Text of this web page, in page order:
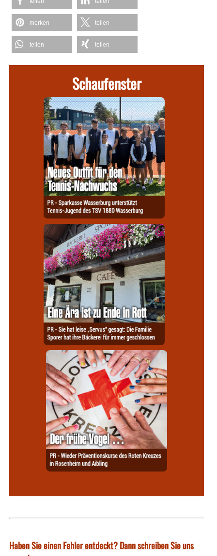
merken teilen
teilen teilen
Schaufenster
Haben Sie einen Fehler entdeckt? Dann schreiben Sie uns